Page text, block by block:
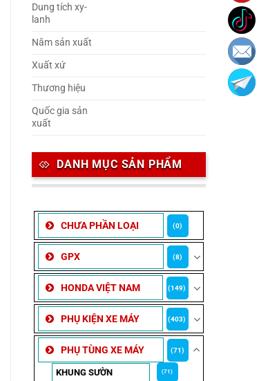
Dung tích xy-
lanh
Năm sản xuất
Xuất xứ
Thương hiệu
Quốc gia sản
xuất
DANH MỤC SẢN PHẨM
CHƯA PHẦN LOẠI (0)
GPX (8)
HONDA VIỆT NAM (149)
PHỤ KIỆN XE MÁY (403)
PHỤ TÙNG XE MÁY (71)
KHUNG SƯỜN (71)